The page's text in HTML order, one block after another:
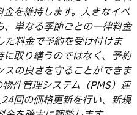
を維持します。大きなイベ
単なる季節ごとの一律料金
た料金で予約を受け付けま
取り繕うのではなく、予約
の良さを守ることができま
件管理システム（PMS）連
回の価格更新を行い、新規